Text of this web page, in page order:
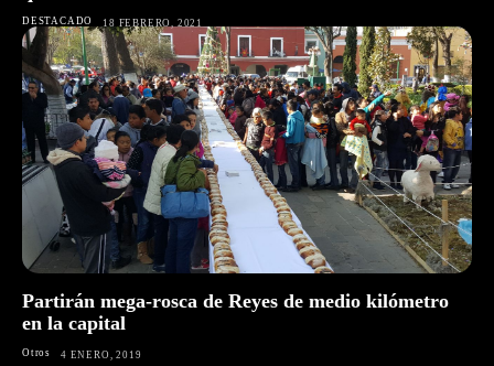
DESTACADO 18 FEBRERO, 2021
Partirán mega-rosca de Reyes de medio kilómetro
en la capital
Otros 4 ENERO, 2019